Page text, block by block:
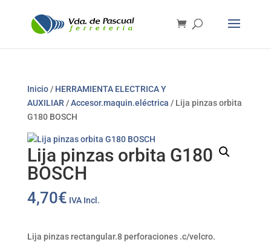
Inicio/ HERRAMIENTA ELECTRICA Y
AUXILIAR /Accesor.maquin.eléctrica / Lija pinzas orbita
G180 BOSCH
Lija pinzas orbita G180
BOSCH
4,70€ IVA Incl.
Lija pinzas rectangular.8 perforaciones .c/velcro.